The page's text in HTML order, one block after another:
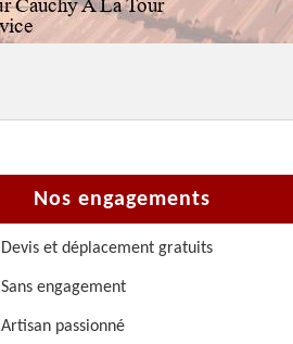
Nos engagements
Devis et déplacement gratuits
Sans engagement
Artisan passionné